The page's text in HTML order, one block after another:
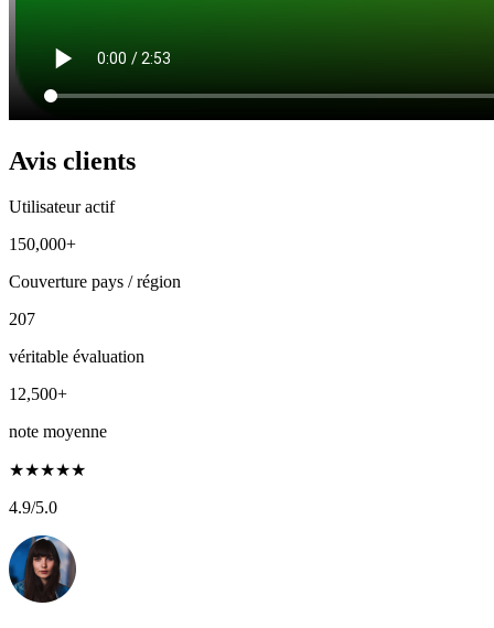
Avis clients
Utilisateur actif
150,000+
Couverture pays / région
207
véritable évaluation
12,500+
note moyenne
★★★★★
4.9/5.0